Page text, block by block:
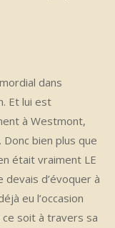
dans
Et lui est
à Westmont,
bien plus que
était vraiment LE
d’évoquer à
eu l’occasion
ce soit à travers sa